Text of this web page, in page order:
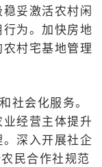
妥激活农村闲
为。加快房地
村宅基地管理
社会化服务。
经营主体提升
深入开展社企
民合作社规范